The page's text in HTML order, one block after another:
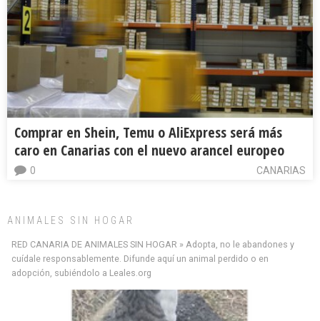
Comprar en Shein, Temu o AliExpress será más
caro en Canarias con el nuevo arancel europeo
CANARIAS
0
ANIMALES SIN HOGAR
RED CANARIA DE ANIMALES SIN HOGAR » Adopta, no le abandones y
cuídale responsablemente. Difunde aquí un animal perdido o en
adopción, subiéndolo a Leales.org